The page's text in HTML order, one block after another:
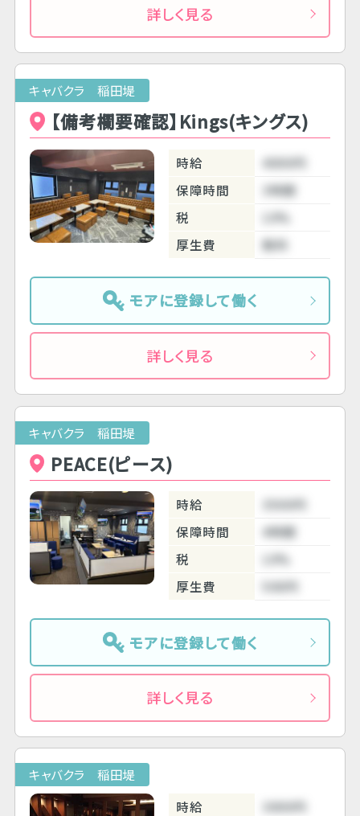
詳しく見る
キャバクラ 稲田堤
【備考欄要確認】Kings(キングス)
時給
4000円
保障時間
3時間
税
10%
厚生費
無料
モアに登録して働く
詳しく見る
キャバクラ 稲田堤
PEACE(ピース)
時給
3500円
保障時間
4時間
税
10%
厚生費
500円
モアに登録して働く
詳しく見る
キャバクラ 稲田堤
時給
3000円